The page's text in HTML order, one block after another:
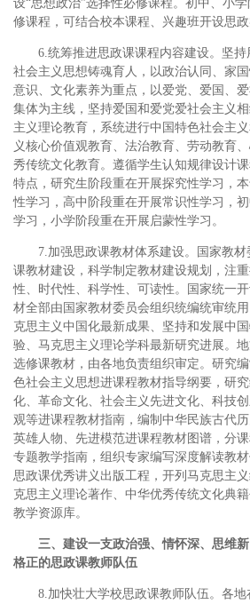
设“思想政治”选择性必修课程。初中、小
修课程，可结合校本课程、兴趣班开设思政
6.统筹推进思政课课程内容建设。坚
社会主义思想铸魂育人，以政治认同、家
意识、文化素养为重点，以爱党、爱国、
集体为主线，坚持爱国和爱党爱社会主义
主义理论教育，系统进行中国特色社会主
义核心价值观教育、法治教育、劳动教育
秀传统文化教育。遵循学生认知规律设计
特点，研究生阶段重在开展探究性学习，
性学习，高中阶段重在开展常识性学习，
学习，小学阶段重在开展启蒙性学习。
7.加强思政课教材体系建设。国家教
课教材建设，科学制定教材建设规划，注
性、时代性、科学性、可读性。国家统一
材全部由国家教材委员会组织统编统审统
克思主义中国化最新成果、坚持和发展中
验、马克思主义理论学科最新研究进展。
选修课教材，由各地负责组织审定。研究
色社会主义思想进课程教材指导纲要，研
化、革命文化、社会主义先进文化、科技
观等进课程教材指南，编制中华民族古代
英雄人物、先进模范进课程教材图谱，分
专题教学指南，组织专家编写深度解读教
思政课优秀讲义出版工程，开列马克思主
克思主义理论著作、中华优秀传统文化典
教学资源库。
三、建设一支政治强、情怀深、思维
格正的思政课教师队伍
8.加快壮大学校思政课教师队伍。各